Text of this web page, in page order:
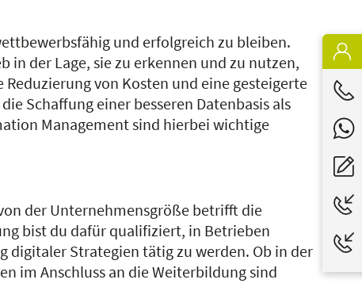
und erfolgreich zu bleiben.
in der Lage, sie zu erkennen und zu nutzen,
von Kosten und eine gesteigerte
Schaffung einer besseren Datenbasis als
Management sind hierbei wichtige
der Unternehmensgröße betrifft die
bist du dafür qualifiziert, in Betrieben
digitaler Strategien tätig zu werden. Ob in der
im Anschluss an die Weiterbildung sind